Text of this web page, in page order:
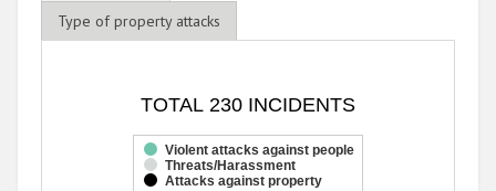
Type of property attacks
Bar chart with 3 data series.
The chart has 1 X axis displaying categories.
The chart has 1 Y axis displaying values. Range: 0 to 200.
TOTAL 230 INCIDENTS
Violent attacks against people
Threats/Harassment
Attacks against property